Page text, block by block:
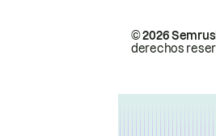
© 2026
derechos